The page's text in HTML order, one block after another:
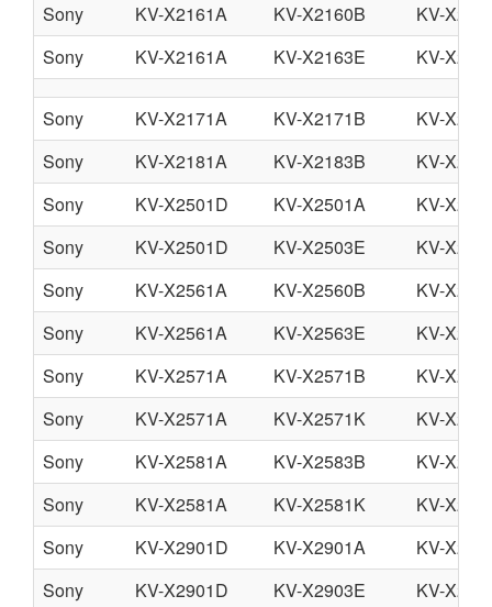
Sony
KV-X2161A KV-X2160B
KV-
Sony
KV-X2161A KV-X2163E KV-
Sony KV-X2171A KV-X2171B
KV-
Sony
KV-X2181A KV-X2183B
KV-
Sony
KV-X2501D KV-X2501A
KV-
Sony
KV-X2501D KV-X2503E
KV-
Sony
KV-X2561A KV-X2560B
KV-
Sony
KV-X2561A KV-X2563E
KV-
Sony
KV-X2571A KV-X2571B
KV-
Sony
KV-X2571A KV-X2571K
KV-
Sony
KV-X2581A KV-X2583B
KV-
Sony
KV-X2581A KV-X2581K
KV-
Sony
KV-X2901D KV-X2901A
KV-
Sony
KV-X2901D KV-X2903E
KV-